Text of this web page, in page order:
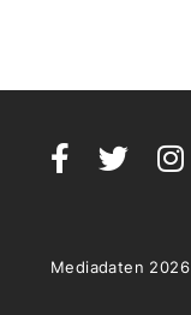
Mediadaten 2026